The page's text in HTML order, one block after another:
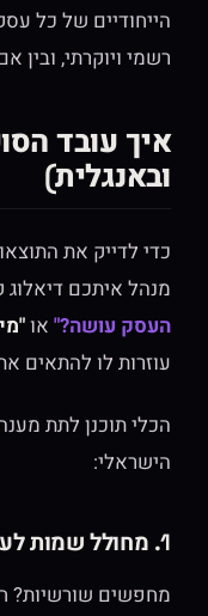
הייחודיים של כל
רשמי ויוקרתי, ובין
איך עובד
ובאנגלית)
כדי לדייק את
מנהל איתכם
העסק עושה?"או
עוזרות לו להתאים
הכלי תוכנן לתת
הישראלי:
1. מחולל שמות לעסק בעברית
מחפשים שורשיות?